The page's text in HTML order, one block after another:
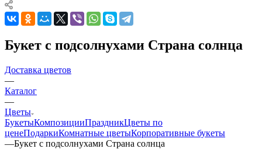
Букет с подсолнухами Страна солнца
Доставка цветов
—
Каталог
—
Цветы
БукетыКомпозицииПраздникЦветы по
ценеПодаркиКомнатные цветыКорпоративные букеты
—Букет с подсолнухами Страна солнца